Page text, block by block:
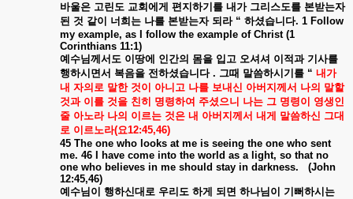
바울은 고린도 교회에게 편지하기를 내가 그리스도를 본받는자
된 것 같이 너희는 나를 본받는자 되라 “ 하셨습니다. 1 Follow
my example, as I follow the example of Christ (1
Corinthians 11:1)
예수님께서도 이땅에 인간의 몸을 입고 오셔셔 이적과 기사를
행하시면서 복음을 전하셨습니다. 그때 말씀하시기를 “ 내가
내 자의로 말한 것이 아니고 나를 보내신 아버지께서 나의 말할
것과 이를 것을 친히 명령하여 주셨으니 나는 그 명령이
영생인
줄 아노라 나의 이르는 것은 내 아버지께서 내게 말씀하신 그대
로 이르노라(요12:45,46)
45 The one who looks at me is seeing the one who sent
me. 46 I have come into the world as a light, so that no
one who believes in me should stay in darkness.
(John
12:45,46)
예수님이 행하신대로 우리도 하게 되면 하나님이
기뻐하시는